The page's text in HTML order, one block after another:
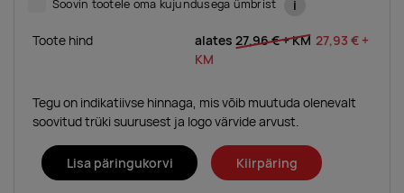
Soovin tootele oma kujundusega ümbrist i
Toote hind alates 27,96 €+ KM 27,93 € +
KM
Tegu on indikatiivse hinnaga, mis võib muutuda olenevalt
soovitud trüki suurusest ja logo värvide arvust.
Lisa päringukorvi Kiirpäring